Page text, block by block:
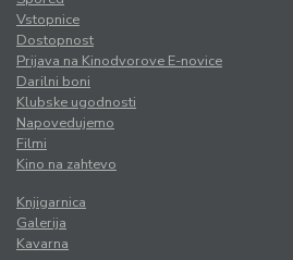
Vstopnice
Dostopnost
Prijava na Kinodvorove E-novice
Darilni boni
Klubske ugodnosti
Napovedujemo
Filmi
Kino na zahtevo
Knjigarnica
Galerija
Kavarna